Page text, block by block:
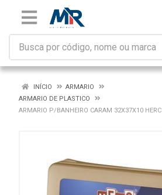
INÍCIO
ARMARIO
ARMARIO DE PLASTICO
ARMARIO P/BANHEIRO CARAM 32X37X10 HERC